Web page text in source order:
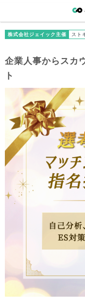
株式会社ジェイック主催 スト
企業人事からスカ
ト